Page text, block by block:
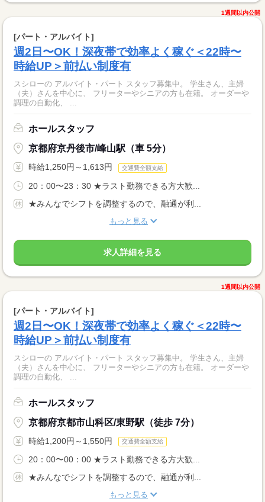
1週間以内公開
[パート・アルバイト]
週2日〜OK！深夜帯で効率よく稼ぐ＜22時〜
時給UP＞前払い制度有
スシローの アルバイト・パート スタッフ募集中。 学生さん、主婦
（夫）さんを中心に、 フリーターやシニアの方も在籍。 オーダーや
調理の自動化、 ...
ホールスタッフ
京都府京丹後市/峰山駅（車 5分）
時給1,250円～1,613円 交通費全額支給
20：00〜23：30 ★ラスト勤務できる方大歓...
★みんなでシフトを調整するので、融通が利...
もっと見る
求人詳細を見る
1週間以内公開
[パート・アルバイト]
週2日〜OK！深夜帯で効率よく稼ぐ＜22時〜
時給UP＞前払い制度有
スシローの アルバイト・パート スタッフ募集中。 学生さん、主婦
（夫）さんを中心に、 フリーターやシニアの方も在籍。 オーダーや
調理の自動化、 ...
ホールスタッフ
京都府京都市山科区/東野駅（徒歩 7分）
時給1,200円～1,550円 交通費全額支給
20：00〜00：00 ★ラスト勤務できる方大歓...
★みんなでシフトを調整するので、融通が利...
もっと見る